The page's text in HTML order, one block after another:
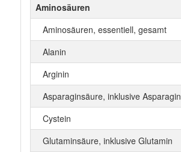
Aminosäuren
Aminosäuren, essentiell, gesamt
Alanin
Arginin
Asparaginsäure, inklusive Asparagin
Cystein
Glutaminsäure, inklusive Glutamin